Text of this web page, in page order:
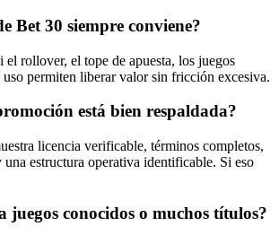
Bet 30 siempre conviene?
rollover, el tope de apuesta, los juegos
permiten liberar valor sin fricción excesiva.
está bien respaldada?
licencia verificable, términos completos,
estructura operativa identificable. Si eso
juegos conocidos o muchos títulos?